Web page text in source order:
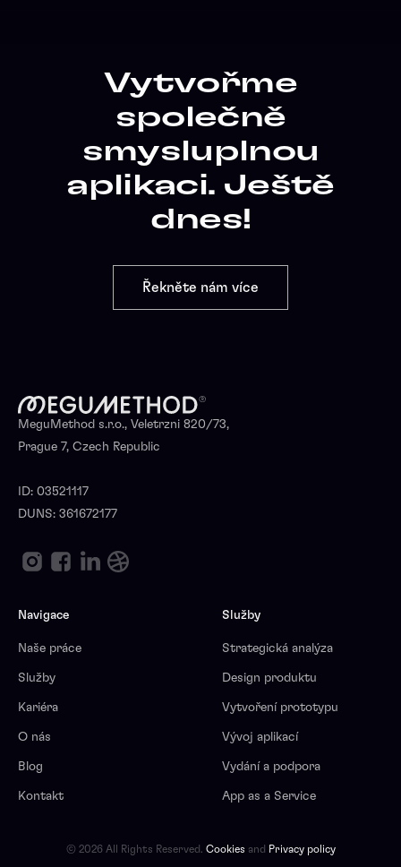
Vytvořme
společně
smysluplnou
aplikaci. Ještě
dnes!
Řekněte nám více
MeguMethod s.r.o., Veletrzni 820/73,
Prague 7, Czech Republic
ID: 03521117
DUNS: 361672177
Navigace
Naše práce
Služby
Kariéra
O nás
Blog
Kontakt
Služby
Strategická analýza
Design produktu
Vytvoření prototypu
Vývoj aplikací
Vydání a podpora
App as a Service
© 2026 All Rights Reserved. Cookies and Privacy policy